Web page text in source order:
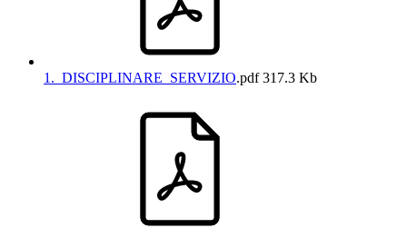
1._DISCIPLINARE_SERVIZIO.pdf317.3 Kb